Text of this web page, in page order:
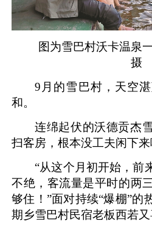
图为雪巴村沃卡温
摄
9月的雪巴村，天空
和。
连绵起伏的沃德贡杰
扫客房，根本没工夫闲下来
“从这个月初开始，前
不绝，客流量是平时的两
够住！”面对持续“爆棚”的
期乡雪巴村民宿老板西若又